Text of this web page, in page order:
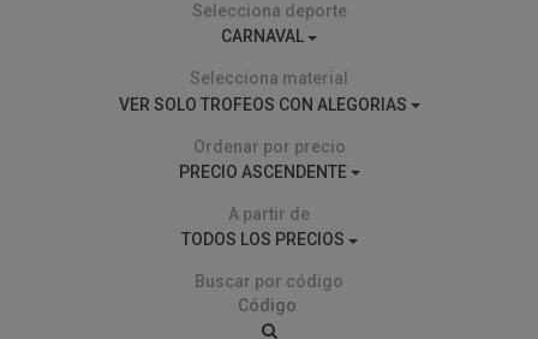
Selecciona deporte
CARNAVAL
Selecciona material
VER SOLO TROFEOS CON ALEGORIAS
Ordenar por precio
PRECIO ASCENDENTE
A partir de
TODOS LOS PRECIOS
Buscar por código